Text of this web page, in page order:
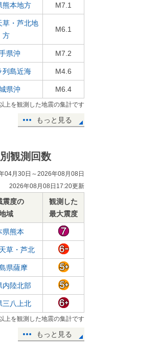
熊本地方 M7.1
草・芦北地
方
M6.1
県沖 M7.2
列島近海 M4.6
県沖 M6.4
上を観測した地震の集計です
もっと見る
観測回数
04月30日～2026年08月08日
2026年08月08日17:20更新
震度の
域
観測した
最大震度
県熊本
草・芦北
県薩摩
内陸北部
三八上北
上を観測した地震の集計です
もっと見る